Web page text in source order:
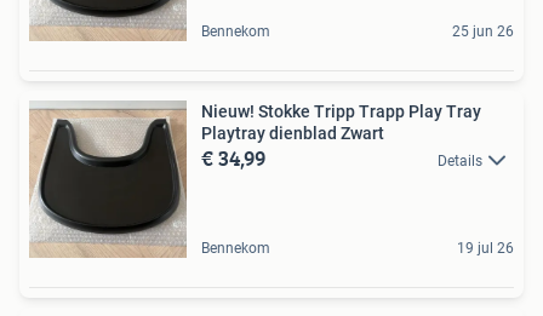
Bennekom 25 jun 26
Nieuw! Stokke Tripp Trapp Play Tray
Playtray dienblad Zwart
€ 34,99 Details
Bennekom 19 jul 26